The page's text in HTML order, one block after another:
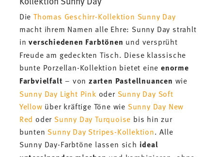
DieThomas Geschirr-Kollektion Sunny Day
macht ihrem Namen alle Ehre: Sunny Day strahlt
inverschiedenen Farbtönen und versprüht
Freude am gedeckten Tisch. Diese klassische
bunte Porzellan-Kollektion bietet eineenorme
Farbvielfalt – vonzarten Pastellnuancen wie
Sunny Day Light Pink oder Sunny Day Soft
Yellow über kräftige Töne wie Sunny Day New
Red oder Sunny Day Turquoise bis hin zur
bunten Sunny Day Stripes-Kollektion. Alle
Sunny Day-Farbtöne lassen sich ideal